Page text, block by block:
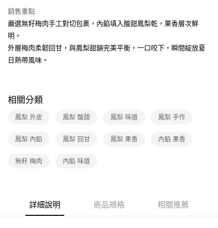
銷售重點
嚴選無籽梅肉手工對切包裹，內餡填入酸甜鳳梨乾，果香層次鮮
明。
外層梅肉柔韌回甘，與鳳梨甜韻完美平衡，一口咬下，瞬間綻放夏
日熱帶風味。
相關分類
鳳梨 外皮 鳳梨 酸甜 鳳梨 味道 鳳梨 手作
鳳梨 內餡 鳳梨 回甘 鳳梨 果香 內餡 果香
無籽 梅肉 內餡 味道
詳細說明 商品規格 相關推薦